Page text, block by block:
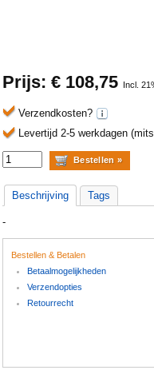
Prijs: € 108,75 Incl.
Verzendkosten?
Levertijd 2-5 werkdagen
Beschrijving Tags
-
Bestellen & Betalen
Betaalmogelijkheden
Verzendopties
Retourrecht